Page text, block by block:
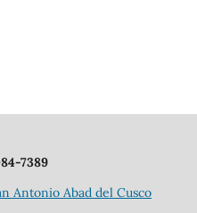
7389
Antonio Abad del Cusco